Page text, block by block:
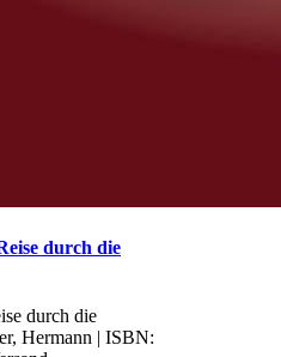
durch die
durch die
Hermann | ISBN: